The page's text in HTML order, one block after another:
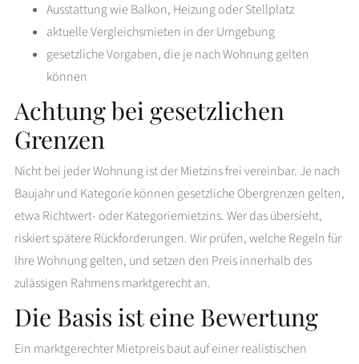
Ausstattung wie Balkon, Heizung oder Stellplatz
aktuelle Vergleichsmieten in der Umgebung
gesetzliche Vorgaben, die je nach Wohnung gelten
können
Achtung bei gesetzlichen
Grenzen
Nicht bei jeder Wohnung ist der Mietzins frei vereinbar. Je nach
Baujahr und Kategorie können gesetzliche Obergrenzen gelten,
etwa Richtwert- oder Kategoriemietzins. Wer das übersieht,
riskiert spätere Rückforderungen. Wir prüfen, welche Regeln für
Ihre Wohnung gelten, und setzen den Preis innerhalb des
zulässigen Rahmens marktgerecht an.
Die Basis ist eine Bewertung
Ein marktgerechter Mietpreis baut auf einer realistischen